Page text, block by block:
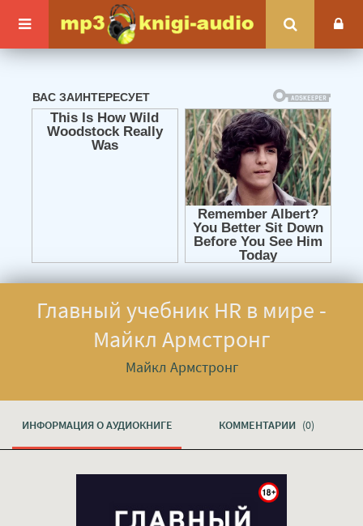
Главный учебник HR в мире -
Майкл Армстронг
Майкл Армстронг
ИНФОРМАЦИЯ О АУДИОКНИГЕ КОММЕНТАРИИ (0)